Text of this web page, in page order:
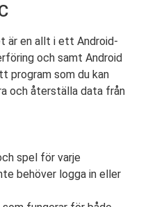
är en allt i ett Android-
och samt Android
program som du kan
och återställa data från
spel för varje
behöver logga in eller